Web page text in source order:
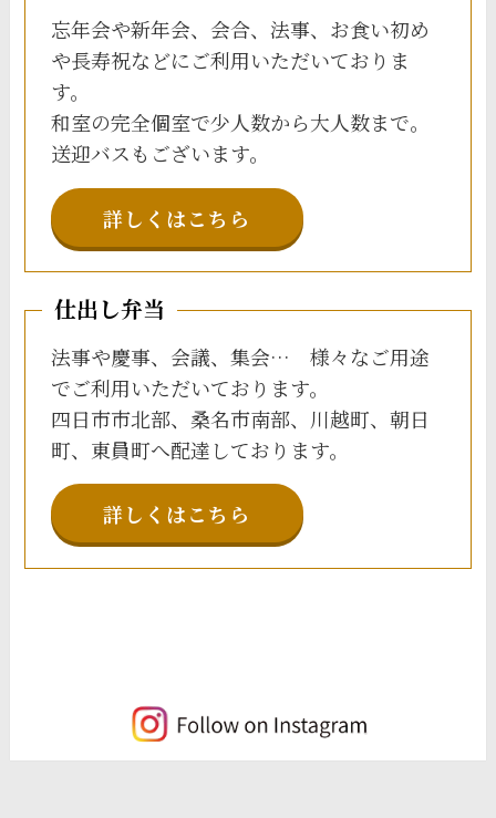
へ
忘年会や新年会、会合、法事、お食い初め
や長寿祝などにご利用いただいておりま
す。
和室の完全個室で少人数から大人数まで。
送迎バスもございます。
詳しくはこちら
仕出し弁当
法事や慶事、会議、集会… 様々なご用途
でご利用いただいております。
四日市市北部、桑名市南部、川越町、朝日
町、東員町へ配達しております。
詳しくはこちら